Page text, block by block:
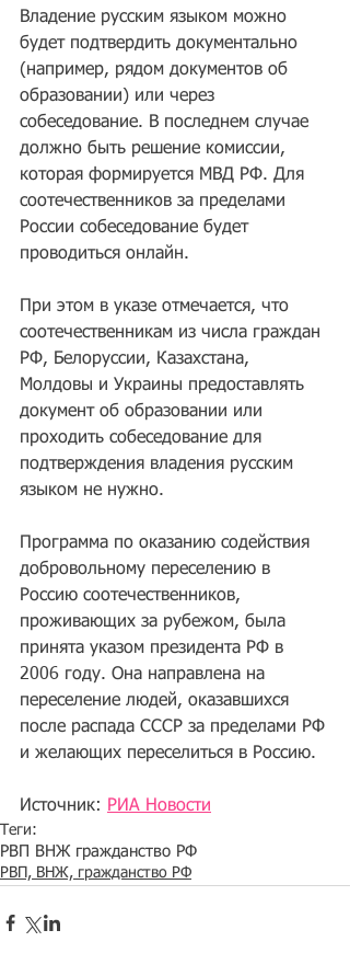
Владение русским языком можно
будет подтвердить документально
(например, рядом документов об
образовании) или через
собеседование. В последнем случае
должно быть решение комиссии,
которая формируется МВД РФ. Для
соотечественников за пределами
России собеседование будет
проводиться онлайн.
При этом в указе отмечается, что
соотечественникам из числа граждан
РФ, Белоруссии, Казахстана,
Молдовы и Украины предоставлять
документ об образовании или
проходить собеседование для
подтверждения владения русским
языком не нужно.
Программа по оказанию содействия
добровольному переселению в
Россию соотечественников,
проживающих за рубежом, была
принята указом президента РФ в
2006 году. Она направлена на
переселение людей, оказавшихся
после распада СССР за пределами РФ
и желающих переселиться в Россию.
Источник: РИА Новости
Теги:
РВП ВНЖ гражданство РФ
РВП, ВНЖ, гражданство РФ